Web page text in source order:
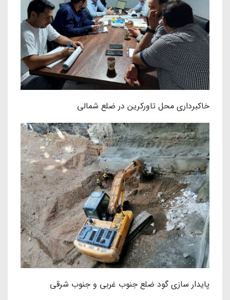
خاکبرداری محل تاورکرین در ضلع شمالی
پایدار سازی گود ضلع جنوب غربی و جنوب شرقی